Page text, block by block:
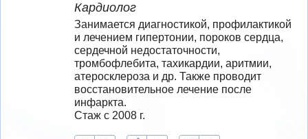
Кардиолог
Занимается диагностикой, профилактикой
и лечением гипертонии, пороков сердца,
сердечной недостаточности,
тромбофлебита, тахикардии, аритмии,
атеросклероза и др. Также проводит
восстановительное лечение после
инфаркта.
Стаж с 2008 г.